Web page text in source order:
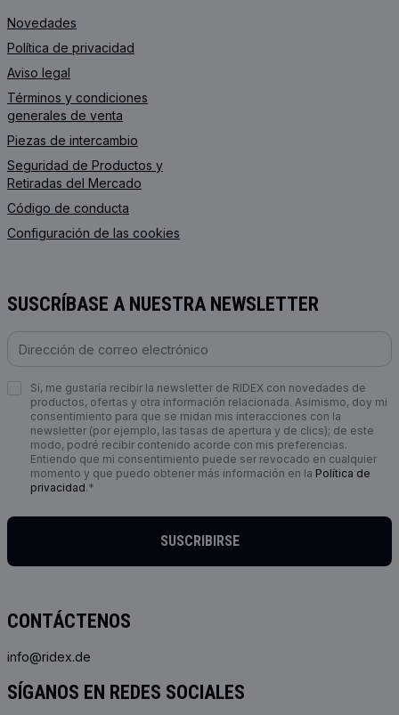
Novedades
Política de privacidad
Aviso legal
Términos y condiciones
generales de venta
Piezas de intercambio
Seguridad de Productos y
Retiradas del Mercado
Código de conducta
Configuración de las cookies
CONTÁCTENOS
info@ridex.de
SÍGANOS EN REDES SOCIALES
SUSCRÍBASE A NUESTRA NEWSLETTER
Sí, me gustaría recibir la newsletter de RIDEX con novedades de
productos, ofertas y otra información relacionada. Asimismo, doy mi
consentimiento para que se midan mis interacciones con la
newsletter (por ejemplo, las tasas de apertura y de clics); de este
modo, podré recibir contenido acorde con mis preferencias.
Entiendo que mi consentimiento puede ser revocado en cualquier
momento y que puedo obtener más información en la Política de
privacidad.*
SUSCRIBIRSE